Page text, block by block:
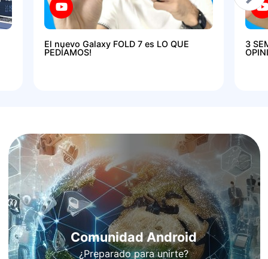
El nuevo Galaxy FOLD 7 es LO QUE
PEDÍAMOS!
3
Comunidad Android
¿Preparado para unirte?